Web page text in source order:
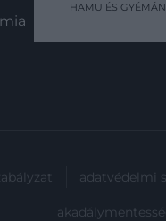
Goodreads
HAMU ÉS
adatvédelmi